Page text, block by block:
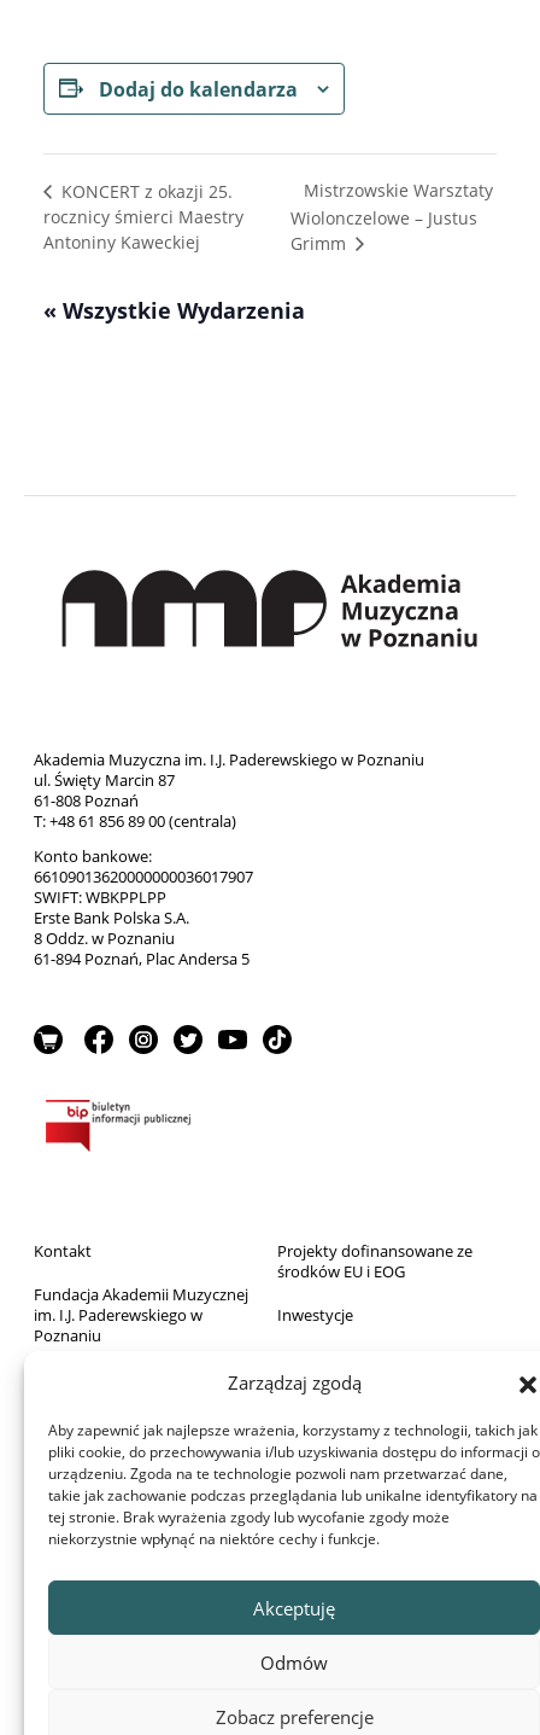
Zarządzaj zgodą
Aby zapewnić jak najlepsze wrażenia, korzystamy z technologii, takich jak
pliki cookie, do przechowywania i/lub uzyskiwania dostępu do informacji o
urządzeniu. Zgoda na te technologie pozwoli nam przetwarzać dane,
takie jak zachowanie podczas przeglądania lub unikalne identyfikatory na
tej stronie. Brak wyrażenia zgody lub wycofanie zgody może
niekorzystnie wpłynąć na niektóre cechy i funkcje.
Akceptuję
Odmów
Zobacz preferencje
Dodaj do kalendarza
KONCERT z okazji 25.
rocznicy śmierci Maestry
Antoniny Kaweckiej
Mistrzowskie Warsztaty
Wiolonczelowe – Justus
Grimm
« Wszystkie Wydarzenia
Akademia Muzyczna im. I.J. Paderewskiego w Poznaniu
ul. Święty Marcin 87
61-808 Poznań
T: +48 61 856 89 00 (centrala)
Konto bankowe:
66109013620000000036017907
SWIFT: WBKPPLPP
Erste Bank Polska S.A.
8 Oddz. w Poznaniu
61-894 Poznań, Plac Andersa 5
Kontakt
Fundacja Akademii Muzycznej
im. I.J. Paderewskiego w
Poznaniu
Wydawnictwo
Archiwum Akademii
Dom Studenta
Projekty dofinansowane z
Projekty dofinansowane ze
środków EU i EOG
Inwestycje
Zamówienia publiczne
RODO
Deklaracja dostępności
Aula Nova
© 2022 Akademia Muzyczna im. Ignacego Jana Paderewskiego w
Poznaniu
na używanie plików cookie, zgodnie z aktualnymi ustawieniami